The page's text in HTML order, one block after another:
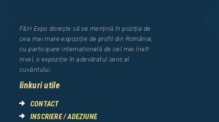
F&H Expo dorește să se mențină în poziția de
cea mai mare expoziție de profil din România
cu participare internațională de cel maiînalt
nivel, o expoziție în adevăratul sens al
cuvântului.
linkuri utile
CONTACT
INSCRIERE / ADEZIUNE